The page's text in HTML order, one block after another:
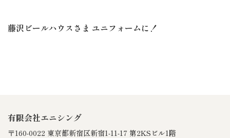
藤沢ビールハウスさま ユニフォームに！
有限会社エニシング
〒160-0022 東京都新宿区新宿1-11-17 第2KSビル1階